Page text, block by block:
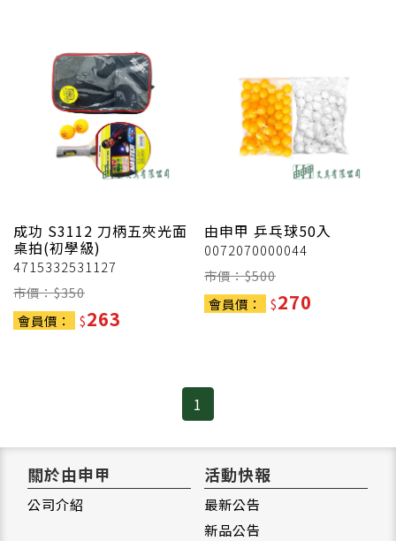
成功 S3112 刀柄五夾光面
桌拍(初學級)
4715332531127
市價：$350
會員價：
$263
由申甲 乒乓球50入
0072070000044
市價：$500
會員價：
$270
1
關於由申甲
公司介紹
活動快報
最新公告
新品公告